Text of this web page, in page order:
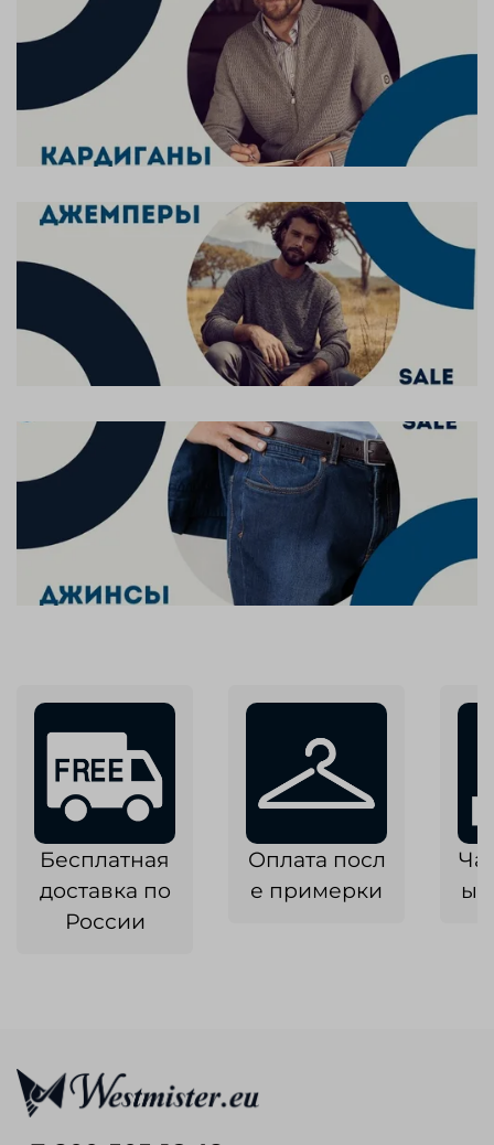
Бесплатная
доставка по
России
Оплата посл
е примерки